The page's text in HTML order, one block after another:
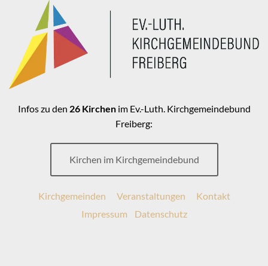
Infos zu den 26 Kirchenim Ev.-Luth. Kirchgemeindebund
Freiberg:
Kirchen im Kirchgemeindebund
Kirchgemeinden Veranstaltungen
Kontakt
Impressum
Datenschutz